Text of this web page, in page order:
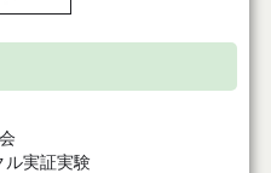
実証実験